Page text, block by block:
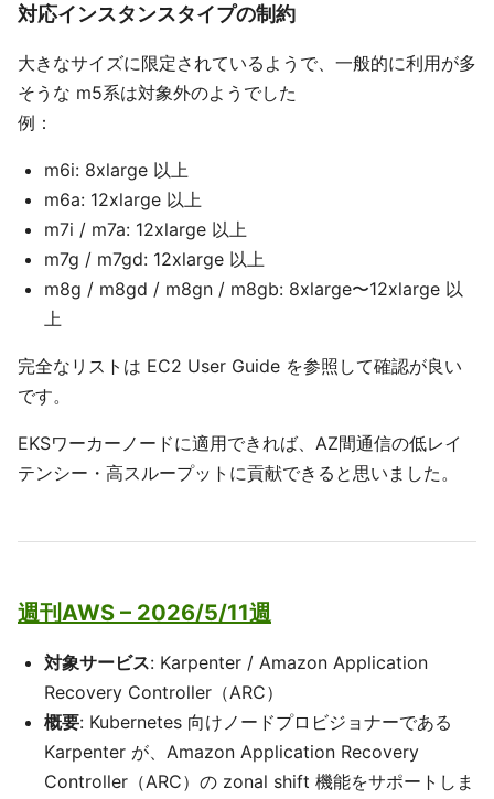
対応インスタンスタイプの制約
大きなサイズに限定されているようで、一般的に利用が多
そうな m5系は対象外のようでした
例：
m6i: 8xlarge 以上
m6a: 12xlarge 以上
m7i / m7a: 12xlarge 以上
m7g / m7gd: 12xlarge 以上
m8g / m8gd / m8gn / m8gb: 8xlarge〜12xlarge 以
上
完全なリストは EC2 User Guide を参照して確認が良い
です。
EKSワーカーノードに適用できれば、AZ間通信の低レイ
テンシー・高スループットに貢献できると思いました。
週刊AWS – 2026/5/11週
対象サービス: Karpenter / Amazon Application
Recovery Controller（ARC）
概要: Kubernetes 向けノードプロビジョナーである
Karpenter が、Amazon Application Recovery
Controller（ARC）の zonal shift 機能をサポートしま